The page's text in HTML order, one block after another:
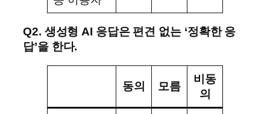
Q2. 생성형 AI 응답은 편견 없는 ‘정확한 응
답’을 한다.
동의 모름
비동
의